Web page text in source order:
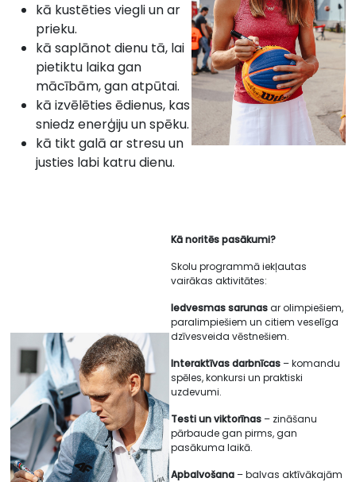
kā kustēties viegli un ar
prieku.
kā saplānot dienu tā, lai
pietiktu laika gan
mācībām, gan atpūtai.
kā izvēlēties ēdienus, kas
sniedz enerģiju un spēku.
kā tikt galā ar stresu un
justies labi katru dienu.
Kā noritēs pasākumi?
Skolu programmā iekļautas
vairākas aktivitātes:
Iedvesmas sarunasar olimpiešiem,
paralimpiešiem un citiem veselīga
dzīvesveida vēstnešiem.
Interaktīvas darbnīcas – komandu
spēles, konkursi un praktiski
uzdevumi.
Testi un viktorīnas – zināšanu
pārbaude gan pirms, gan
pasākuma laikā.
Apbalvošana – balvas aktīvākajām